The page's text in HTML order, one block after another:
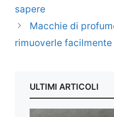
sapere
Macchie di
rimuoverle facilmente
ULTIMI ARTICOLI